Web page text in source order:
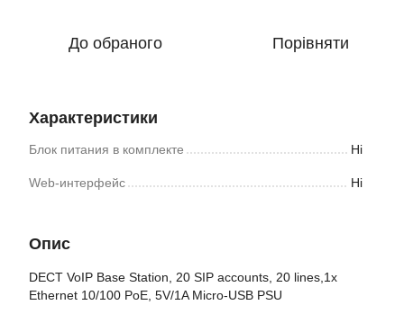
До обраного Порівняти
Характеристики
Блок питания в комплекте Ні
Web-интерфейс Ні
Опис
DECT VoIP Base Station, 20 SIP accounts, 20 lines,1x
Ethernet 10/100 PoE, 5V/1A Micro-USB PSU